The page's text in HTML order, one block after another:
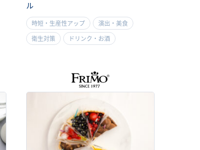
ル
時短・生産性アップ 演出・美食
衛生対策 ドリンク・お酒